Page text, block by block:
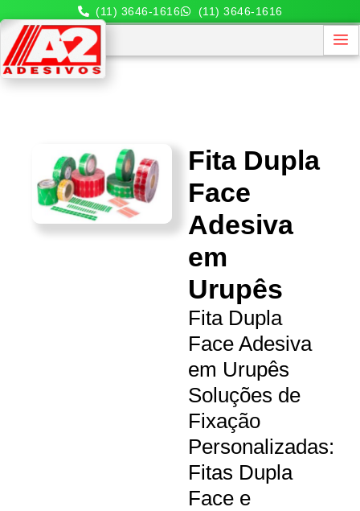
(11) 3646-1616 (11) 3646-1616
Fita Dupla
Face
Adesiva
em
Urupês
Fita Dupla
Face Adesiva
em Urupês
Soluções de
Fixação
Personalizadas:
Fitas Dupla
Face e